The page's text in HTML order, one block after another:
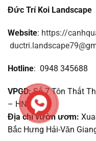
Đức Trí Koi Landscape
Website: https://
Hotline: 0948 345688
VPGD:Số 7 Tôn Thất
– HN
Địa chỉ vườn ươm:
Bắc Hưng Hải-Văn